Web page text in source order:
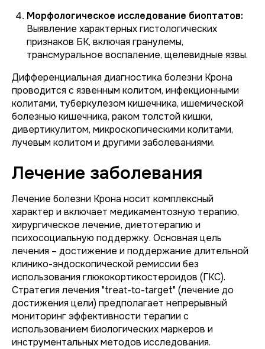
Морфологическое исследование биоптатов:
Выявление характерных гистологических
признаков БК, включая гранулемы,
трансмуральное воспаление, щелевидные язвы.
Дифференциальная диагностика болезни Крона
проводится с язвенным колитом, инфекционными
колитами, туберкулезом кишечника, ишемической
болезнью кишечника, раком толстой кишки,
дивертикулитом, микроскопическими колитами,
лучевым колитом и другими заболеваниями.
Лечение заболевания
Лечение болезни Крона носит комплексный
характер и включает медикаментозную терапию,
хирургическое лечение, диетотерапию и
психосоциальную поддержку. Основная цель
лечения – достижение и поддержание длительной
клинико-эндоскопической ремиссии без
использования глюкокортикостероидов (ГКС).
Стратегия лечения "treat-to-target" (лечение до
достижения цели) предполагает непрерывный
мониторинг эффективности терапии с
использованием биологических маркеров и
инструментальных методов исследования.